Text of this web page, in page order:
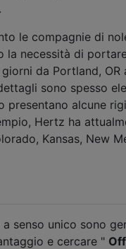
le compagnie di
la necessità di
da Portland,
sono spesso
presentano alcune
Hertz ha
Kansas, New
a senso unico sono
e cercare "